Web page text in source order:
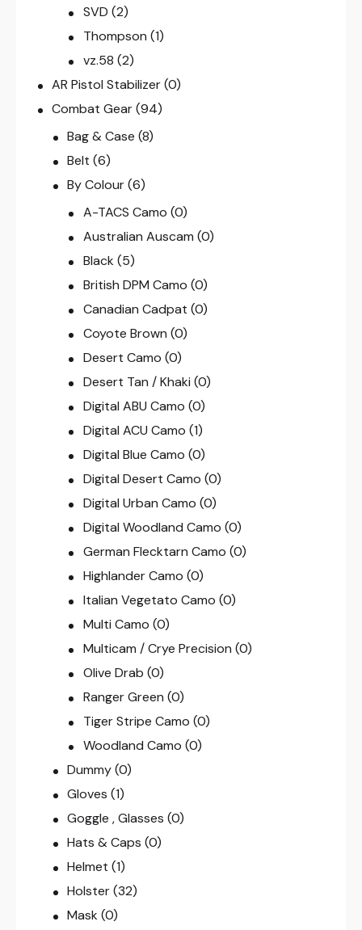
SVD (2)
Thompson (1)
vz.58 (2)
AR Pistol Stabilizer(0)
Combat Gear(94)
Bag & Case (8)
Belt (6)
By Colour (6)
A-TACS Camo (0)
Australian Auscam (0)
Black (5)
British DPM Camo (0)
Canadian Cadpat (0)
Coyote Brown (0)
Desert Camo (0)
Desert Tan / Khaki (0)
Digital ABU Camo (0)
Digital ACU Camo (1)
Digital Blue Camo (0)
Digital Desert Camo (0)
Digital Urban Camo (0)
Digital Woodland Camo (0)
German Flecktarn Camo (0)
Highlander Camo (0)
Italian Vegetato Camo (0)
Multi Camo (0)
Multicam / Crye Precision (0)
Olive Drab (0)
Ranger Green (0)
Tiger Stripe Camo (0)
Woodland Camo (0)
Dummy (0)
Gloves (1)
Goggle , Glasses (0)
Hats & Caps (0)
Helmet (1)
Holster (32)
Mask (0)